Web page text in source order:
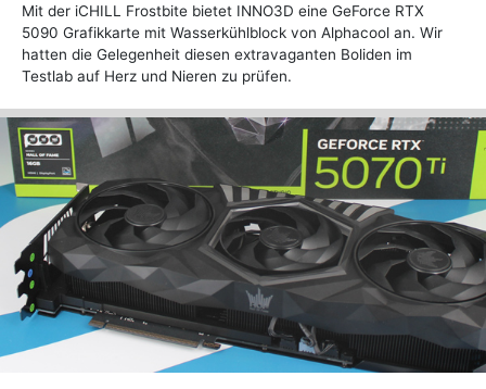
Mit der iCHILL Frostbite bietet INNO3D eine GeForce RTX
5090 Grafikkarte mit Wasserkühlblock von Alphacool an. Wir
hatten die Gelegenheit diesen extravaganten Boliden im
Testlab auf Herz und Nieren zu prüfen.